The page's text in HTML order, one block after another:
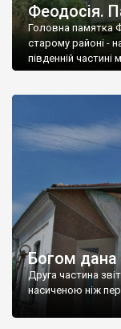
Феодосія.
Головна памятка
старому районі -
південній частині
Богом дана
Друга частина
насиченою ніж